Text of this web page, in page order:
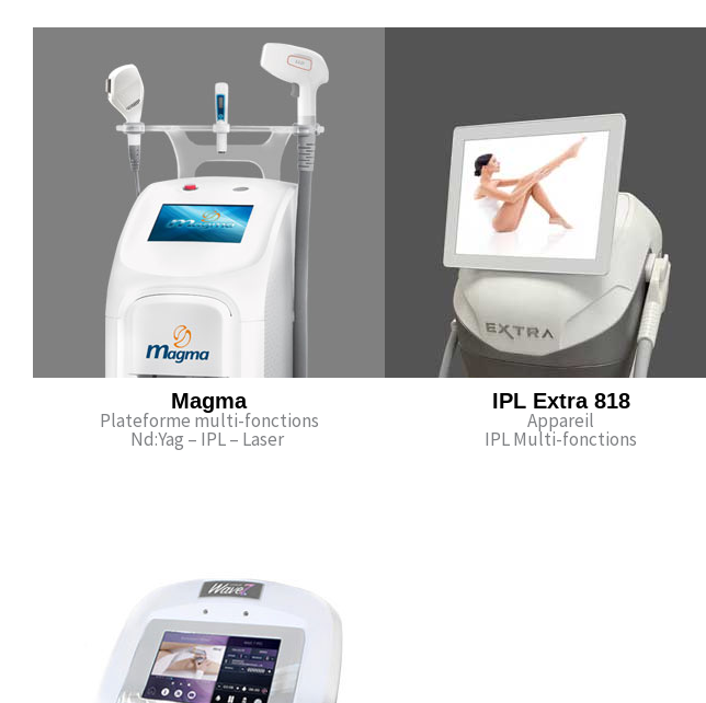
Magma
Plateforme multi-fonctions
Nd:Yag – IPL – Laser
IPL Extra 818
Appareil
IPL Multi-fonctions